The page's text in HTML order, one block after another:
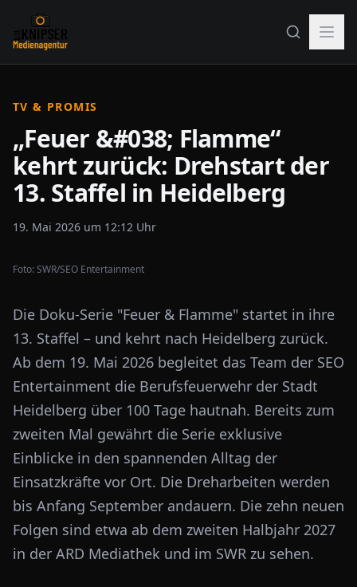
TV & PROMIS
„Feuer &#038; Flamme“
kehrt zurück: Drehstart der
13. Staffel in Heidelberg
19. Mai 2026 um 12:12 Uhr
Foto:SWR/SEO Entertainment
Die Doku-Serie "Feuer & Flamme" startet in ihre
13. Staffel – und kehrt nach Heidelberg zurück.
Ab dem 19. Mai 2026 begleitet das Team der SEO
Entertainment die Berufsfeuerwehr der Stadt
Heidelberg über 100 Tage hautnah. Bereits zum
zweiten Mal gewährt die Serie exklusive
Einblicke in den spannenden Alltag der
Einsatzkräfte vor Ort. Die Dreharbeiten werden
bis Anfang September andauern. Die zehn neuen
Folgen sind etwa ab dem zweiten Halbjahr 2027
in der ARD Mediathek und im SWR zu sehen.